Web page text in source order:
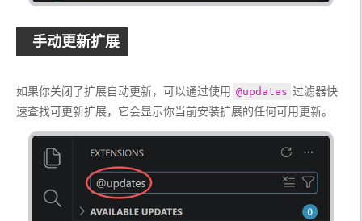
手动更新扩展
如果你关闭了扩展自动更新，可以通过使用 @updates 过滤器快
速查找可更新扩展，它会显示你当前安装扩展的任何可用更新。